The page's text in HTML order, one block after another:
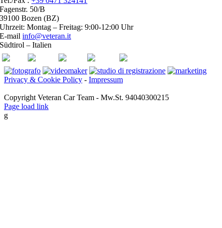
Fagenstr. 50/B
39100 Bozen (BZ)
Uhrzeit: Montag – Freitag: 9:00-12:00 Uhr
E-mailinfo@veteran.it
Südtirol – Italien
ASI
FIVA ACI youtube facebook
Privacy & Cookie Policy - Impressum
Copyright Veteran Car Team - Mw.St. 94040300215
Page load link
g